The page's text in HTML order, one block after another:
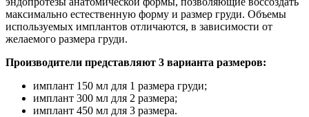
максимально естественную форму и размер груди. Объемы
используемых имплантов отличаются, в зависимости от
желаемого размера груди.
Производители представляют 3 варианта размеров:
имплант 150 мл для 1 размера груди;
имплант 300 мл для 2 размера;
имплант 450 мл для 3 размера.